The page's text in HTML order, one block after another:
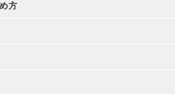
方